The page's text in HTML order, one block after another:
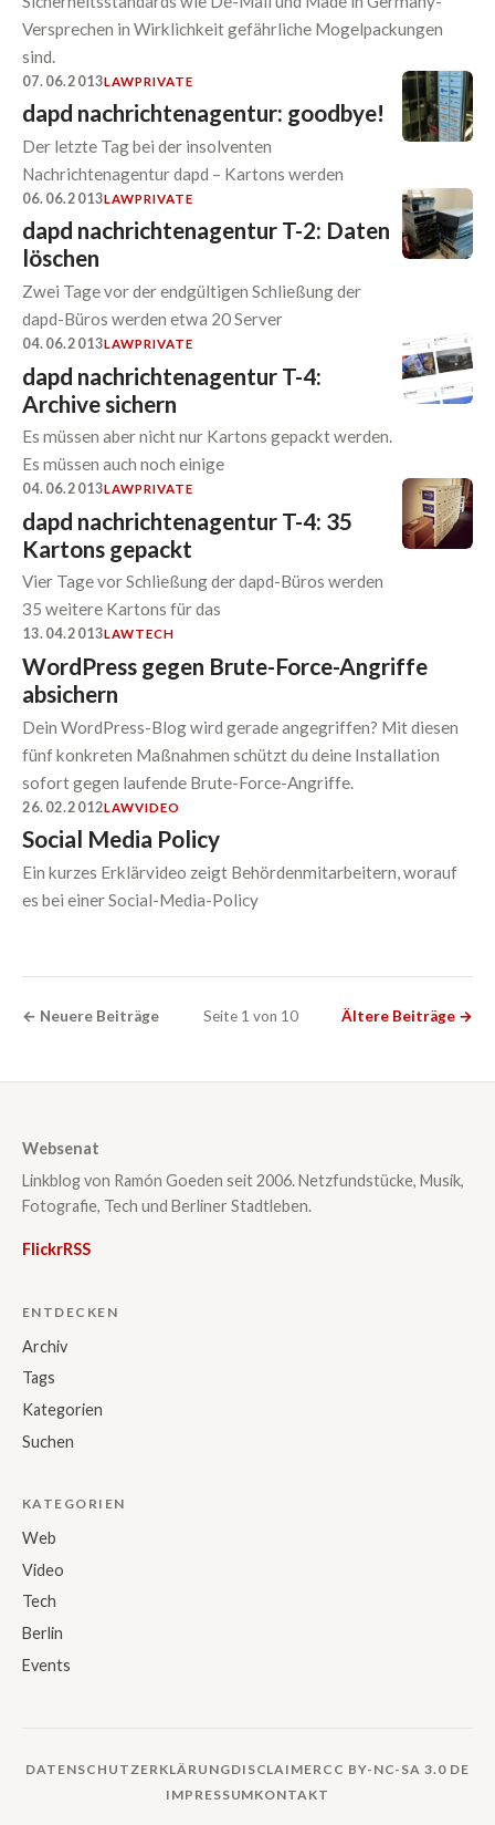
Versprechen in Wirklichkeit gefährliche Mogelpackungen
sind.
07.06.2013LAWPRIVATE
dapd nachrichtenagentur: goodbye!
Der letzte Tag bei der insolventen
Nachrichtenagentur dapd – Kartons werden
06.06.2013LAWPRIVATE
dapd nachrichtenagentur T-2: Daten
löschen
Zwei Tage vor der endgültigen Schließung der
dapd-Büros werden etwa 20 Server
04.06.2013LAWPRIVATE
dapd nachrichtenagentur T-4:
Archive sichern
Es müssen aber nicht nur Kartons gepackt werden.
Es müssen auch noch einige
04.06.2013LAWPRIVATE
dapd nachrichtenagentur T-4: 35
Kartons gepackt
Vier Tage vor Schließung der dapd-Büros werden
35 weitere Kartons für das
13.04.2013LAWTECH
WordPress gegen Brute-Force-Angriffe
absichern
Dein WordPress-Blog wird gerade angegriffen? Mit diesen
fünf konkreten Maßnahmen schützt du deine Installation
sofort gegen laufende Brute-Force-Angriffe.
26.02.2012LAWVIDEO
Social Media Policy
Ein kurzes Erklärvideo zeigt Behördenmitarbeitern, worauf
es bei einer Social-Media-Policy
← Neuere Beiträge Seite 1 von 10 Ältere Beiträge →
Websenat
Linkblog von Ramón Goeden seit 2006. Netzfundstücke, Musik,
Fotografie, Tech und Berliner Stadtleben.
FlickrRSS
ENTDECKEN
Archiv
Tags
Kategorien
Suchen
KATEGORIEN
Web
Video
Tech
Berlin
Events
DATENSCHUTZERKLÄRUNGDISCLAIMERCC BY-NC-SA 3.0 DE
IMPRESSUMKONTAKT